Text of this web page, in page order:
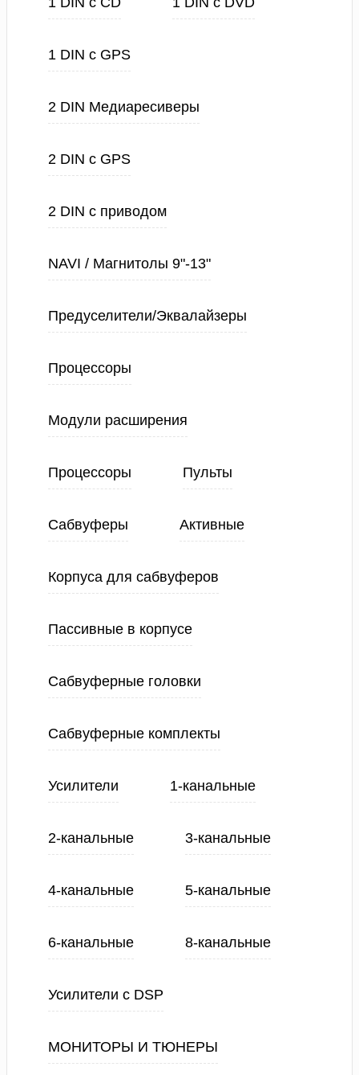
1 DIN с GPS
2 DIN Медиаресиверы
2 DIN с GPS
2 DIN с приводом
NAVI / Магнитолы 9"-13"
Предуселители/Эквалайзеры
Процессоры
Модули расширения
Процессоры Пульты
Сабвуферы Активные
Корпуса для сабвуферов
Пассивные в корпусе
Сабвуферные головки
Сабвуферные комплекты
Усилители 1-канальные
2-канальные 3-канальные
4-канальные 5-канальные
6-канальные 8-канальные
Усилители с DSP
МОНИТОРЫ И ТЮНЕРЫ